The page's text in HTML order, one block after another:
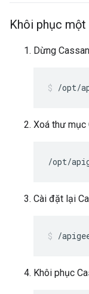
Khôi phục
Dừng
/opt/
Xoá thư mục
/opt/
Cài đặt lại
/
Khôi phục